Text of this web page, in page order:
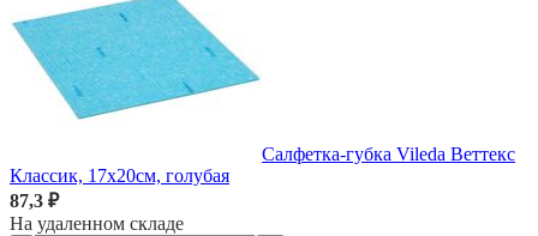
Салфетка-губка Vileda Веттекс
Классик, 17х20см, голубая
87,3 ₽
На удаленном складе